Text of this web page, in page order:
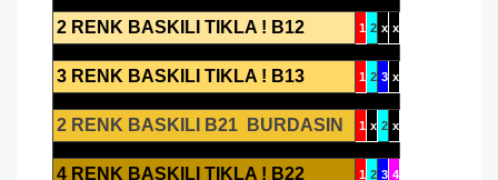
2 RENK BASKILI TIKLA ! B12 1 2 x x
3 RENK BASKILI TIKLA ! B13 1 2 3 x
2 RENK BASKILI B21 BURDASIN 1 x 2 x
4 RENK BASKILI TIKLA ! B22 1 2 3 4